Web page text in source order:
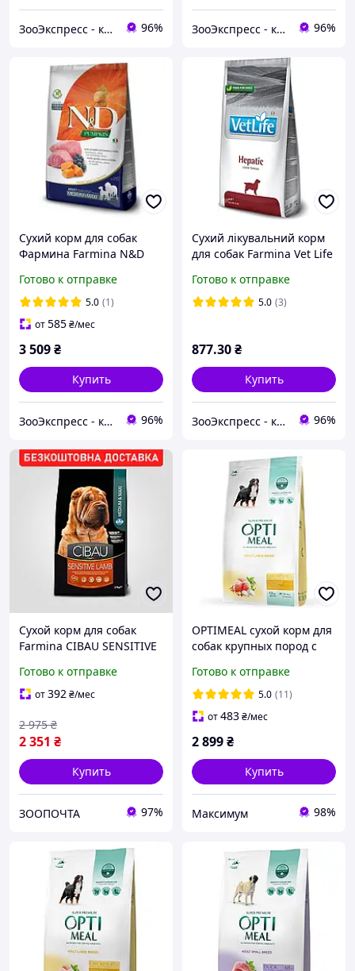
ЗооЭкспресс - корм и лакомства 96% ЗооЭкспресс - корм и лакомства 96%
Сухий корм для собак
Фармина Farmina N&D
беззерновий холістік 12
кг ягня, чорниця, гарбуз
Готово к отправке
5.0 (1)
от585₴/мес
3 509₴
Купить
ЗооЭкспресс - корм и лакомства 96%
Сухий лікувальний корм
для собак Farmina Vet Life
недостатності 2 кг
Готово к отправке
5.0 (3)
877.30₴
Купить
ЗооЭкспресс - корм и лакомства 96%
Сухой корм для собак
Farmina CIBAU SENSITIVE
12 кг (PCB120018S)
Готово к отправке
от392₴/мес
2 351 ₴
2 975 ₴
Купить
ЗООПОЧТА 97%
OPTIMEAL сухой корм для
собак крупных пород с
Готово к отправке
5.0 (11)
от483₴/мес
2 899₴
Купить
Максимум 98%